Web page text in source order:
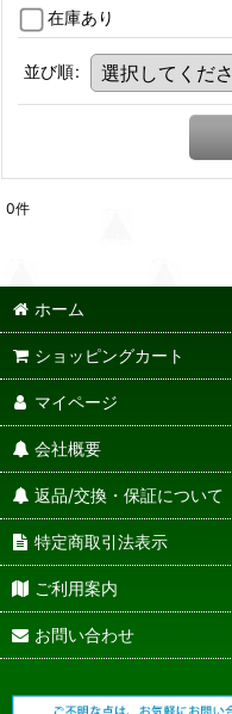
在庫あり
並び順:
0件
ホーム
ショッピングカート
マイページ
会社概要
返品/交換・保証について
特定商取引法表示
ご利用案内
お問い合わせ